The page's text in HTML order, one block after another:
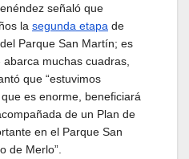
señaló que
la segunda etapa de
Parque San Martín; es
muchas cuadras,
que “estuvimos
es enorme, beneficiará
de un Plan de
en el Parque San
de Merlo”.